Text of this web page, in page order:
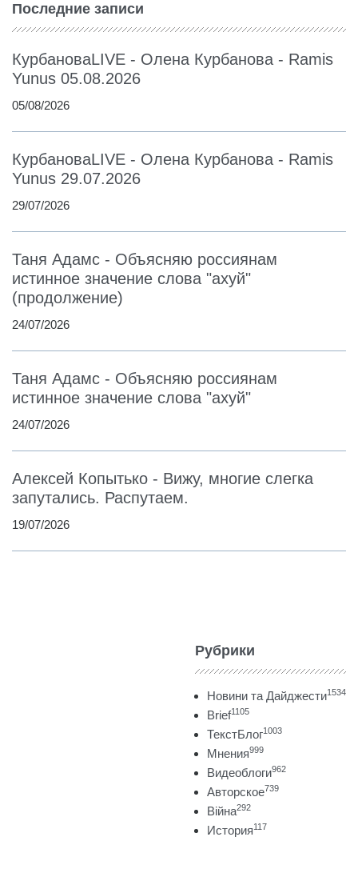
Последние записи
КурбановаLIVE - Олена Курбанова - Ramis
Yunus 05.08.2026
05/08/2026
КурбановаLIVE - Олена Курбанова - Ramis
Yunus 29.07.2026
29/07/2026
Таня Адамс - Объясняю россиянам
истинное значение слова "ахуй"
(продолжение)
24/07/2026
Таня Адамс - Объясняю россиянам
истинное значение слова "ахуй"
24/07/2026
Алексей Копытько - Вижу, многие слегка
запутались. Распутаем.
19/07/2026
Рубрики
Новини та Дайджести1534
Brief1105
ТекстБлог1003
Мнения999
Видеоблоги962
Авторское739
Війна292
История117